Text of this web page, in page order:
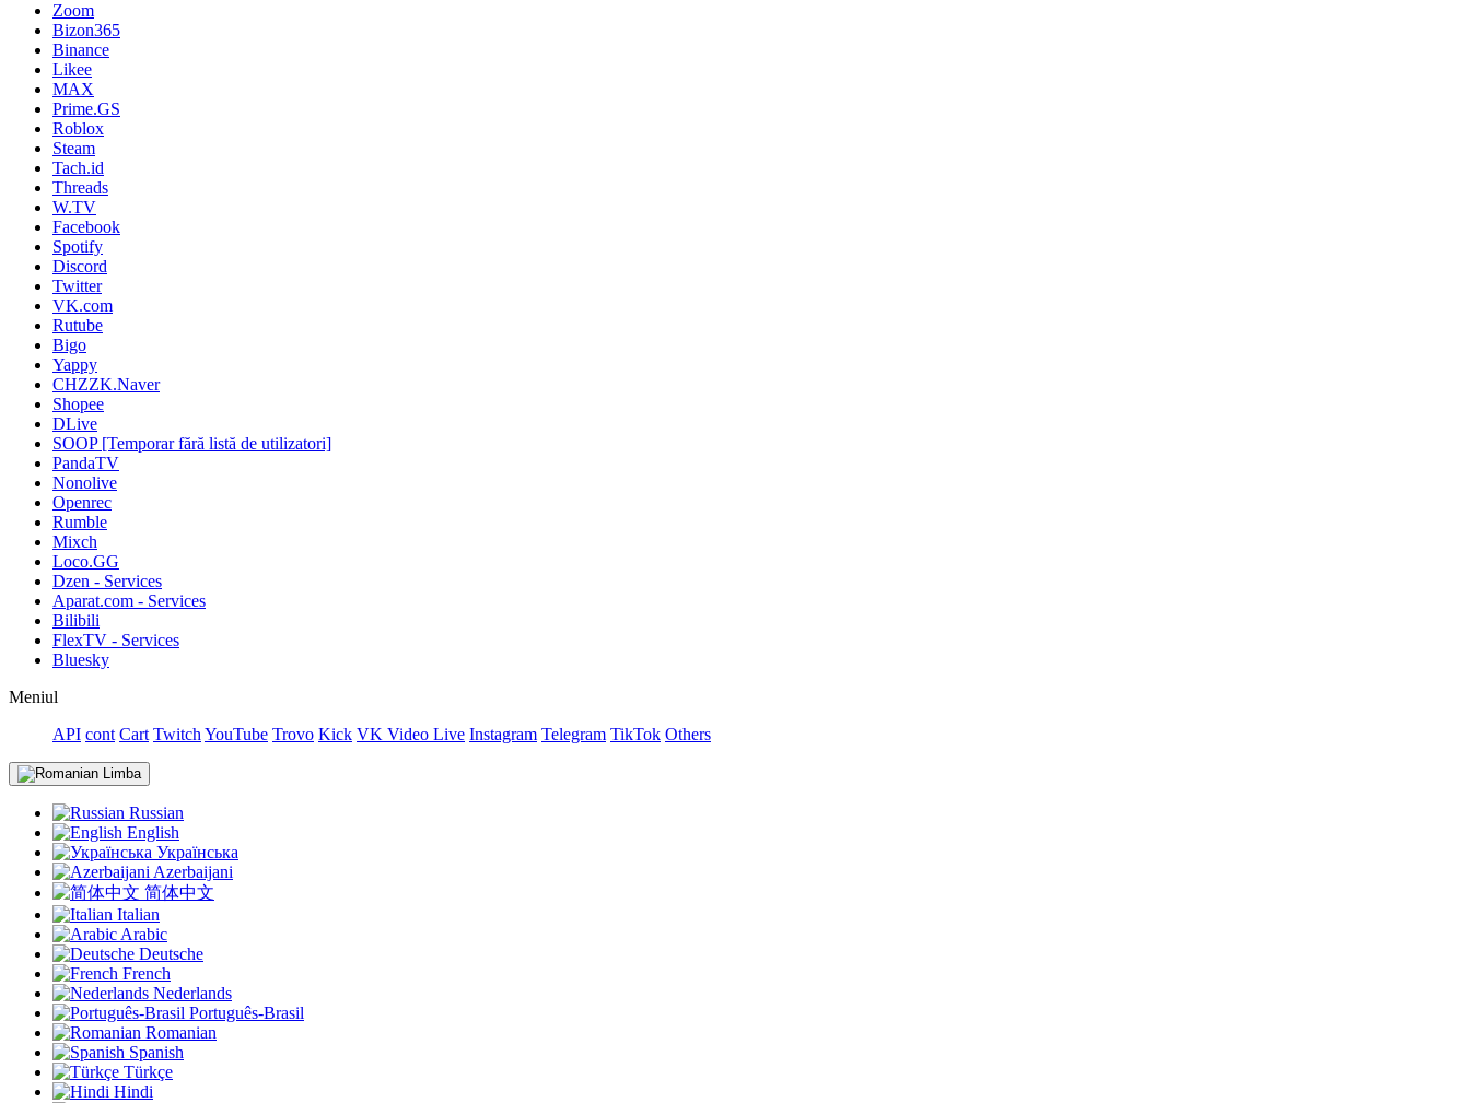
Zoom
Bizon365
Binance
Likee
MAX
Prime.GS
Roblox
Steam
Tach.id
Threads
W.TV
Facebook
Spotify
Discord
Twitter
VK.com
Rutube
Bigo
Yappy
CHZZK.Naver
Shopee
DLive
SOOP [Temporar fără listă de utilizatori]
PandaTV
Nonolive
Openrec
Rumble
Mixch
Loco.GG
Dzen - Services
Aparat.com - Services
Bilibili
FlexTV - Services
Bluesky
Meniul
API cont Cart Twitch YouTube Trovo Kick VK Video Live Instagram Telegram TikTok Others
Limba
Russian
English
Українська
Azerbaijani
简体中文
Italian
Arabic
Deutsche
French
Nederlands
Português-Brasil
Romanian
Spanish
Türkçe
Hindi